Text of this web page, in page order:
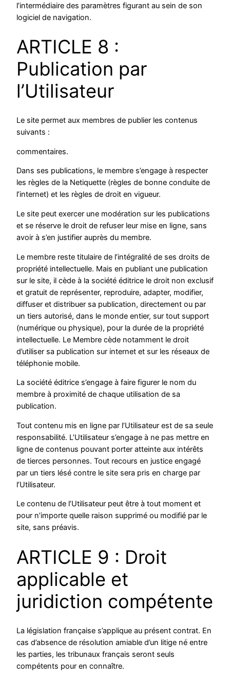
l’intermédiaire des paramètres figurant au sein de son
logiciel de navigation.
ARTICLE 8 :
Publication par
l’Utilisateur
Le site permet aux membres de publier les contenus
suivants :
commentaires.
Dans ses publications, le membre s’engage à respecter
les règles de la Netiquette (règles de bonne conduite de
l’internet) et les règles de droit en vigueur.
Le site peut exercer une modération sur les publications
et se réserve le droit de refuser leur mise en ligne, sans
avoir à s’en justifier auprès du membre.
Le membre reste titulaire de l’intégralité de ses droits de
propriété intellectuelle. Mais en publiant une publication
sur le site, il cède à la société éditrice le droit non exclusif
et gratuit de représenter, reproduire, adapter, modifier,
diffuser et distribuer sa publication, directement ou par
un tiers autorisé, dans le monde entier, sur tout support
(numérique ou physique), pour la durée de la propriété
intellectuelle. Le Membre cède notamment le droit
d’utiliser sa publication sur internet et sur les réseaux de
téléphonie mobile.
La société éditrice s’engage à faire figurer le nom du
membre à proximité de chaque utilisation de sa
publication.
Tout contenu mis en ligne par l’Utilisateur est de sa seule
responsabilité. L’Utilisateur s’engage à ne pas mettre en
ligne de contenus pouvant porter atteinte aux intérêts
de tierces personnes. Tout recours en justice engagé
par un tiers lésé contre le site sera pris en charge par
l’Utilisateur.
Le contenu de l’Utilisateur peut être à tout moment et
pour n’importe quelle raison supprimé ou modifié par le
site, sans préavis.
ARTICLE 9 : Droit
applicable et
juridiction compétente
La législation française s’applique au présent contrat. En
cas d’absence de résolution amiable d’un litige né entre
les parties, les tribunaux français seront seuls
compétents pour en connaître.